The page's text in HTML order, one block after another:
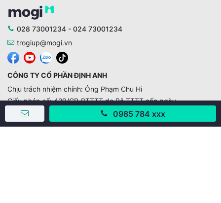
0985 784 xxx
028 73001234 - 024 73001234
trogiup@mogi.vn
CÔNG TY CỔ PHẦN ĐỊNH ANH
Chịu trách nhiệm chính: Ông Phạm Chu Hi
Giấy phép số: 429/GP-BTTTT do Bộ TTTT cấp ngày
11/10/2019
Trụ sở chính: